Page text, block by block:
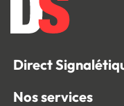
Direct
Nos services